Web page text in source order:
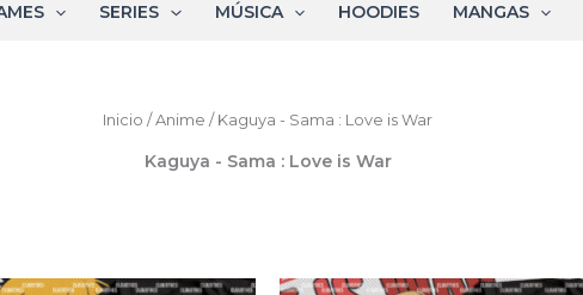
SERIES MÚSICA HOODIES MANGAS
Inicio / Anime / Kaguya - Sama : Love is War
Kaguya - Sama : Love is War